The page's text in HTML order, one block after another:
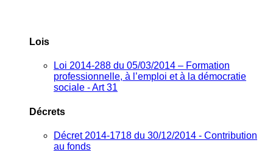
Lois
Loi 2014-288 du 05/03/2014 – Formation
professionnelle, à l’emploi et à la démocratie
sociale - Art 31
Décrets
Décret 2014-1718 du 30/12/2014 - Contribution
au fonds